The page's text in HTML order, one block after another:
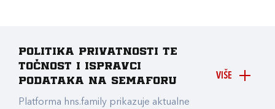
VIŠE
Politika privatnosti te
točnost i ispravci
podataka na Semaforu
Platforma hns.family prikazuje aktualne